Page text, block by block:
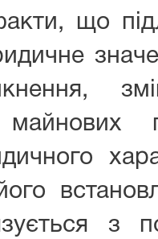
що
майнових
з